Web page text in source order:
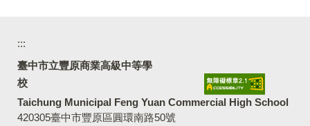
:::
臺中市立豐原商業高級中等學
校
Taichung Municipal Feng Yuan Commercial High School
420305臺中市豐原區圓環南路50號